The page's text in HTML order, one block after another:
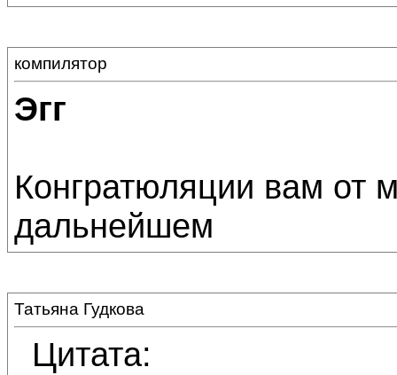
компилятор
Эгг
Конгратюляции вам от
дальнейшем
Татьяна Гудкова
Цитата: